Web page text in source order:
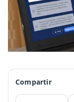
Compartir